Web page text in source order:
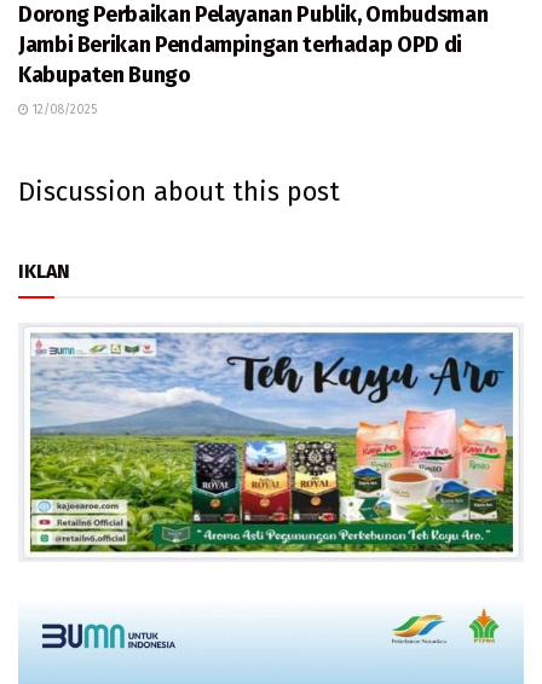
Dorong Perbaikan Pelayanan Publik, Ombudsman
Jambi Berikan Pendampingan terhadap OPD di
Kabupaten Bungo
12/08/2025
Discussion about this post
IKLAN